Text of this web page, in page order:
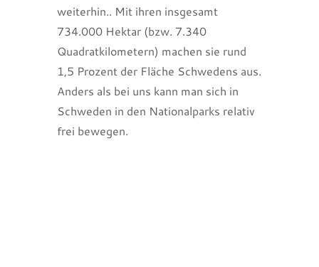
weiterhin.. Mit ihren insgesamt
734.000 Hektar (bzw. 7.340
Quadratkilometern) machen sie rund
1,5 Prozent der Fläche Schwedens aus.
Anders als bei uns kann man sich in
Schweden in den Nationalparks relativ
frei bewegen.